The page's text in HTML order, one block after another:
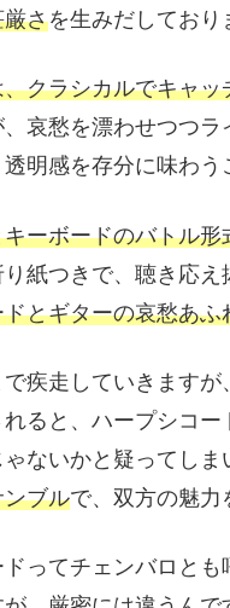
厳さを生みだしており
クラシカルでキャッ
哀愁を漂わせつつ
明感を存分に味わう
ーボードのバトル形
紙つきで、聴き応
とギターの哀愁あ
疾走していきますが、
ると、ハープシコ
ないかと疑ってしま
ブルで、双方の魅力
ってチェンバロとも